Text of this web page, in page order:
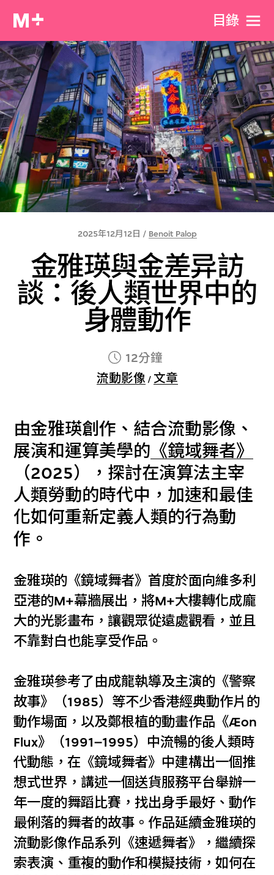
目​錄
2025年12月12日 / Benoit Palop
金雅瑛與金差异訪
談：後人類世界中的
身體動作
12分鐘
流動影像 / 文章
由金雅瑛創作、結合流動影像、
展演和運算美學的 《鏡域舞者》
（2025），探討在演算法主宰
人類勞動的時代中，加速和最佳
化如何重新定義人類的行為動
作。
金雅瑛的《鏡域舞者》首度於面向維多利
亞港的M+幕牆展出，將M+大樓轉化成龐
大的光影畫布，讓觀眾從遠處觀看，並且
不靠對白也能享受作品。
金雅瑛參考了由成龍執導及主演的《警察
故事》（1985）等不少香港經典動作片的
動作場面，以及鄭根植的動畫作品《Æon
Flux》（1991–1995）中流暢的後人類時
代動態，在《鏡域舞者》中建構出一個推
想式世界，講述一個送貨服務平台舉辦一
年一度的舞蹈比賽，找出身手最好、動作
最俐落的舞者的故事。作品延續金雅瑛的
流動影像作品系列《速遞舞者》，繼續探
索表演、重複的動作和模擬技術，如何在